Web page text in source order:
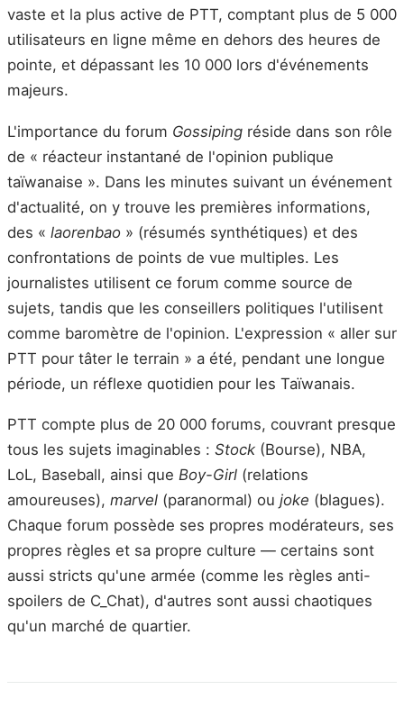
vaste et la plus active de PTT, comptant plus de 5 000
utilisateurs en ligne même en dehors des heures de
pointe, et dépassant les 10 000 lors d'événements
majeurs.
L'importance du forum Gossiping réside dans son rôle
de « réacteur instantané de l'opinion publique
taïwanaise ». Dans les minutes suivant un événement
d'actualité, on y trouve les premières informations,
des « laorenbao » (résumés synthétiques) et des
confrontations de points de vue multiples. Les
journalistes utilisent ce forum comme source de
sujets, tandis que les conseillers politiques l'utilisent
comme baromètre de l'opinion. L'expression « aller sur
PTT pour tâter le terrain » a été, pendant une longue
période, un réflexe quotidien pour les Taïwanais.
PTT compte plus de 20 000 forums, couvrant presque
tous les sujets imaginables : Stock (Bourse), NBA,
LoL, Baseball, ainsi que Boy-Girl (relations
amoureuses), marvel (paranormal) ou joke (blagues).
Chaque forum possède ses propres modérateurs, ses
propres règles et sa propre culture — certains sont
aussi stricts qu'une armée (comme les règles anti-
spoilers de C_Chat), d'autres sont aussi chaotiques
qu'un marché de quartier.